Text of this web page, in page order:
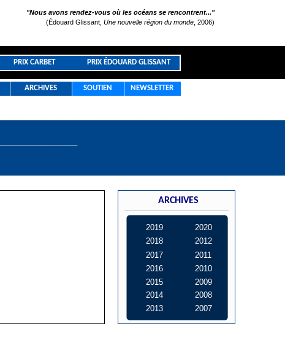
"Nous avons rendez-vous où les océans se rencontrent..."
(Édouard Glissant, Une nouvelle région du monde , 2006)
ARCHIVES
PRIX ÉDOUARD GLISSANT
PRIX CARBET
2014
2013
2012
2011
2010
2009
2008
2007
2015
2016
2017
2018
2019
ARCHIVES NEWSLETTER
SOUTIEN
2020